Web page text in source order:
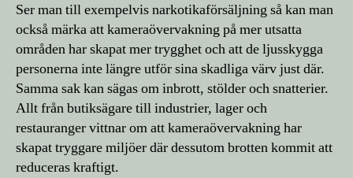
Ser man till exempelvis narkotikaförsäljning så kan man
också märka att kameraövervakning på mer utsatta
områden har skapat mer trygghet och att de ljusskygga
personerna inte längre utför sina skadliga värv just där.
Samma sak kan sägas om inbrott, stölder och snatterier.
Allt från butiksägare till industrier, lager och
restauranger vittnar om att kameraövervakning har
skapat tryggare miljöer där dessutom brotten kommit att
reduceras kraftigt.